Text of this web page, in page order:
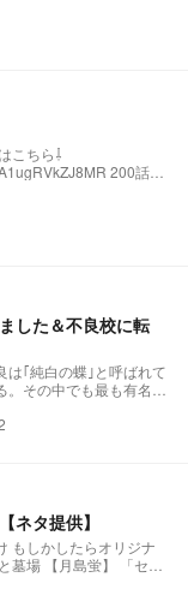
200話行
した＆不良校に転
｢純白の蝶｣と呼ばれて
。その中でも最も有名な
。 そんな伝説を持って
りません。)口調迷
ネタ提供】
もしかしたらオリジナ